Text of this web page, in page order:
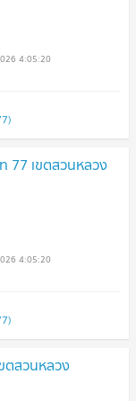
4:05:20
77 เขตสวนหลวง
4:05:20
ตสวนหลวง